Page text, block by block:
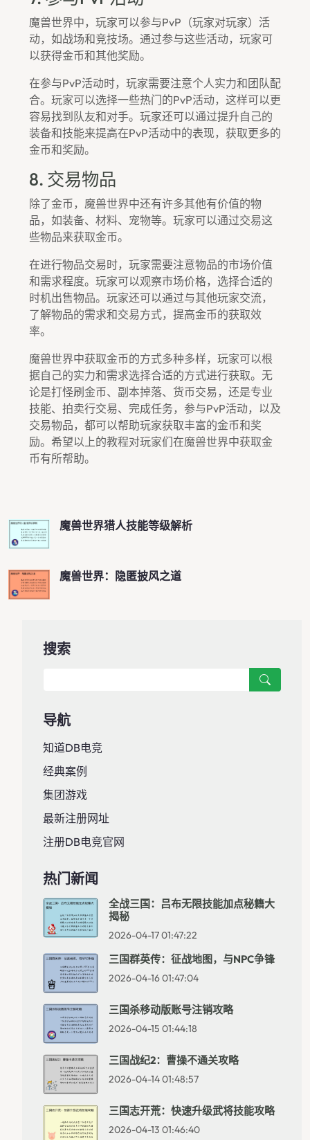
魔兽世界中，玩家可以参与PvP（玩家对玩家）活
动，如战场和竞技场。通过参与这些活动，玩家可
以获得金币和其他奖励。
在参与PvP活动时，玩家需要注意个人实力和团队配
合。玩家可以选择一些热门的PvP活动，这样可以更
容易找到队友和对手。玩家还可以通过提升自己的
装备和技能来提高在PvP活动中的表现，获取更多的
金币和奖励。
8. 交易物品
除了金币，魔兽世界中还有许多其他有价值的物
品，如装备、材料、宠物等。玩家可以通过交易这
些物品来获取金币。
在进行物品交易时，玩家需要注意物品的市场价值
和需求程度。玩家可以观察市场价格，选择合适的
时机出售物品。玩家还可以通过与其他玩家交流，
了解物品的需求和交易方式，提高金币的获取效
率。
魔兽世界中获取金币的方式多种多样，玩家可以根
据自己的实力和需求选择合适的方式进行获取。无
论是打怪刷金币、副本掉落、货币交易，还是专业
技能、拍卖行交易、完成任务，参与PvP活动，以及
交易物品，都可以帮助玩家获取丰富的金币和奖
励。希望以上的教程对玩家们在魔兽世界中获取金
币有所帮助。
魔兽世界猎人技能等级解析
魔兽世界：隐匿披风之道
搜索
导航
知道DB电竞
经典案例
集团游戏
最新注册网址
注册DB电竞官网
热门新闻
全战三国：吕布无限技能加点秘籍大
揭秘
2026-04-17 01:47:22
三国群英传：征战地图，与NPC争锋
2026-04-16 01:47:04
三国杀移动版账号注销攻略
2026-04-15 01:44:18
三国战纪2：曹操不通关攻略
2026-04-14 01:48:57
三国志开荒：快速升级武将技能攻略
2026-04-13 01:46:40